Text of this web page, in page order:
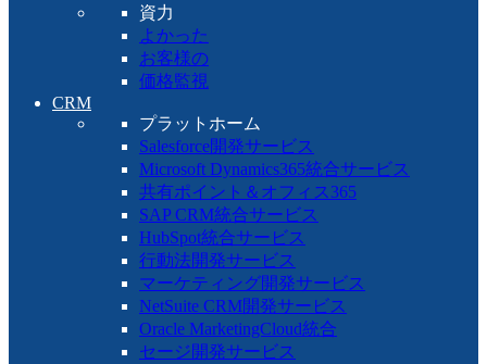
資力
よかった
お客様の
価格監視
CRM
プラットホーム
Salesforce開発サービス
Microsoft Dynamics365統合サービス
共有ポイント＆オフィス365
SAP CRM統合サービス
HubSpot統合サービス
行動法開発サービス
マーケティング開発サービス
NetSuite CRM開発サービス
Oracle MarketingCloud統合
セージ開発サービス